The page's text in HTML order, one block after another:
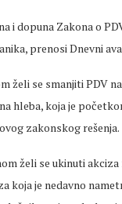
i dopuna Zakona o
prenosi Dnevni
želi se smanjiti PDV
hleba, koja je
zakonskog rešenja.
želi se ukinuti
koja je nedavno